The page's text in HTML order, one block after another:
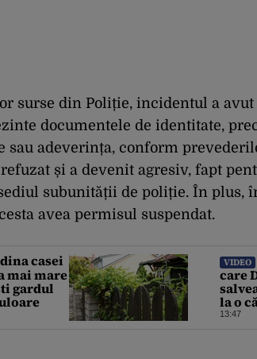
surse din Poliție, incidentul a
documentele de identitate,
sau adeverința, conform
și a devenit agresiv, fapt
subunității de poliție. În plus,
avea permisul suspendat.
casei
mai mare
gardul
VIDEO
care
la o
13:47